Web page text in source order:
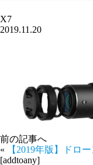
X7
2019.11.20
前の記事へ
«
【2019年版】ドロ
[addtoany]